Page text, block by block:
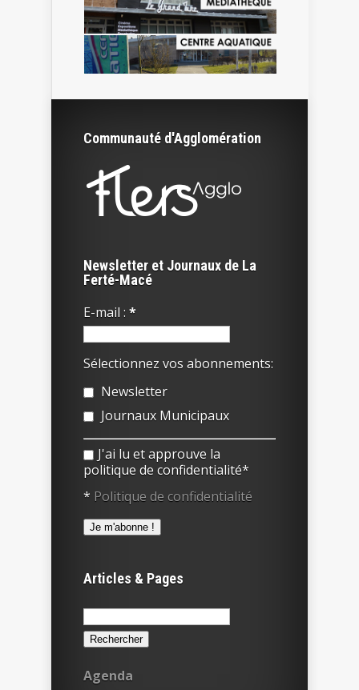
Communauté d'Agglomération
Newsletter et Journaux de La
Ferté-Macé
E-mail : *
Sélectionnez vos abonnements:
Newsletter
Journaux Municipaux
J'ai lu et approuve la
politique de confidentialité*
* Politique de confidentialité
Articles & Pages
Rechercher :
Agenda